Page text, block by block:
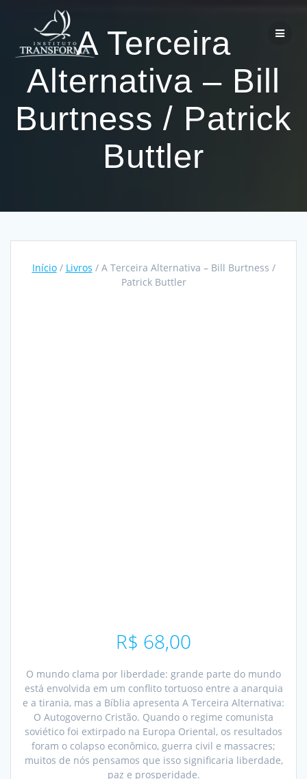
content
A Terceira
Alternativa – Bill
Burtness / Patrick
Buttler
Início/ Livros / A Terceira Alternativa – Bill Burtness /
Patrick Buttler
R$ 68,00
O mundo clama por liberdade: grande parte do mundo
está envolvida em um conflito tortuoso entre a anarquia
e a tirania, mas a Bíblia apresenta A Terceira Alternativa:
O Autogoverno Cristão. Quando o regime comunista
soviético foi extirpado na Europa Oriental, os resultados
foram o colapso econômico, guerra civil e massacres;
muitos de nós pensamos que isso significaria liberdade,
paz e prosperidade.